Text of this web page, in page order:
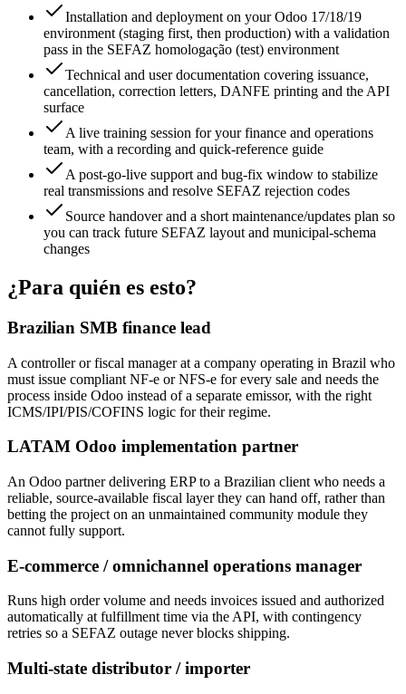
Installation and deployment on your Odoo 17/18/19
environment (staging first, then production) with a validation
pass in the SEFAZ homologação (test) environment
Technical and user documentation covering issuance,
cancellation, correction letters, DANFE printing and the API
surface
A live training session for your finance and operations
team, with a recording and quick-reference guide
A post-go-live support and bug-fix window to stabilize
real transmissions and resolve SEFAZ rejection codes
Source handover and a short maintenance/updates plan so
you can track future SEFAZ layout and municipal-schema
changes
¿Para quién es esto?
Brazilian SMB finance lead
A controller or fiscal manager at a company operating in Brazil who
must issue compliant NF-e or NFS-e for every sale and needs the
process inside Odoo instead of a separate emissor, with the right
ICMS/IPI/PIS/COFINS logic for their regime.
LATAM Odoo implementation partner
An Odoo partner delivering ERP to a Brazilian client who needs a
reliable, source-available fiscal layer they can hand off, rather than
betting the project on an unmaintained community module they
cannot fully support.
E-commerce / omnichannel operations manager
Runs high order volume and needs invoices issued and authorized
automatically at fulfillment time via the API, with contingency
retries so a SEFAZ outage never blocks shipping.
Multi-state distributor / importer